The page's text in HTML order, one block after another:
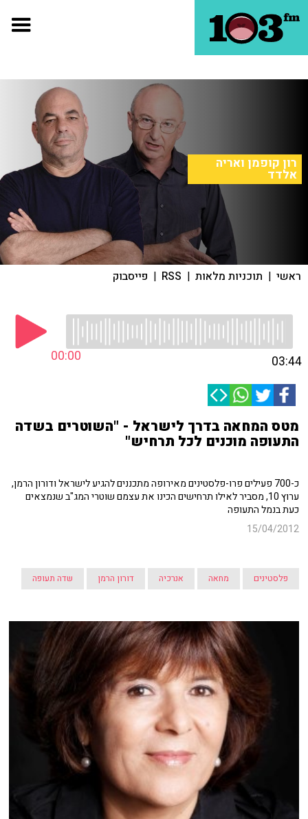
רון קופמן ואריה
אלדד
ראשי | תוכניות מלאות |
RSS
| פייסבוק
00:00 03:44
מטס המחאה בדרך לישראל - "השוטרים בשדה
התעופה מוכנים לכל תרחיש"
כ-700 פעילים פרו-פלסטינים מאירופה מתכננים להגיע לישראל ודורון הרמן,
ערוץ 10, מסביר לאילו תרחישים הכינו את עצמם שוטרי המג"ב שנמצאים
כעת בנמל התעופה
15/04/2012
פלסטינים מחאה אנרכיה דורון הרמן שדה תעופה